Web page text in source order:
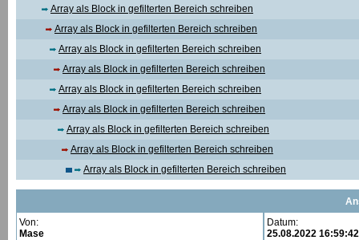
Array als Block in gefilterten Bereich schreiben
Array als Block in gefilterten Bereich schreiben
Array als Block in gefilterten Bereich schreiben
Array als Block in gefilterten Bereich schreiben
Array als Block in gefilterten Bereich schreiben
Array als Block in gefilterten Bereich schreiben
Array als Block in gefilterten Bereich schreiben
Array als Block in gefilterten Bereich schreiben
Array als Block in gefilterten Bereich schreiben
Von:
Mase
Datum:
25.08.2022 16:59:42